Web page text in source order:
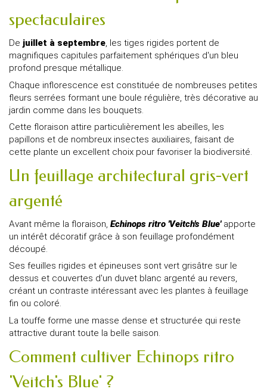
spectaculaires
De juillet à septembre, les tiges rigides portent de
magnifiques capitules parfaitement sphériques d'un bleu
profond presque métallique.
Chaque inflorescence est constituée de nombreuses petites
fleurs serrées formant une boule régulière, très décorative au
jardin comme dans les bouquets.
Cette floraison attire particulièrement les abeilles, les
papillons et de nombreux insectes auxiliaires, faisant de
cette plante un excellent choix pour favoriser la biodiversité.
Un feuillage architectural gris-vert
argenté
Avant même la floraison, Echinops ritro 'Veitch's Blue'apporte
un intérêt décoratif grâce à son feuillage profondément
découpé.
Ses feuilles rigides et épineuses sont vert grisâtre sur le
dessus et couvertes d'un duvet blanc argenté au revers,
créant un contraste intéressant avec les plantes à feuillage
fin ou coloré.
La touffe forme une masse dense et structurée qui reste
attractive durant toute la belle saison.
Comment cultiver Echinops ritro
'Veitch's Blue' ?